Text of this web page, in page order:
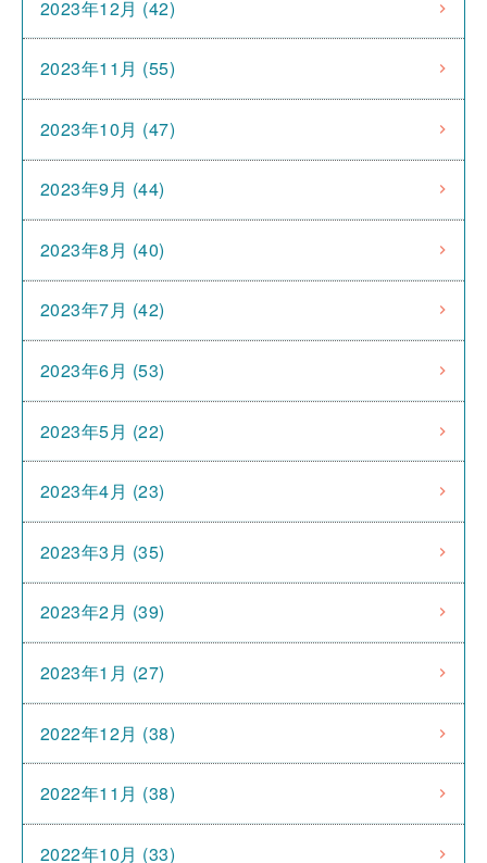
2023年12月 (42)
2023年11月 (55)
2023年10月 (47)
2023年9月 (44)
2023年8月 (40)
2023年7月 (42)
2023年6月 (53)
2023年5月 (22)
2023年4月 (23)
2023年3月 (35)
2023年2月 (39)
2023年1月 (27)
2022年12月 (38)
2022年11月 (38)
2022年10月 (33)